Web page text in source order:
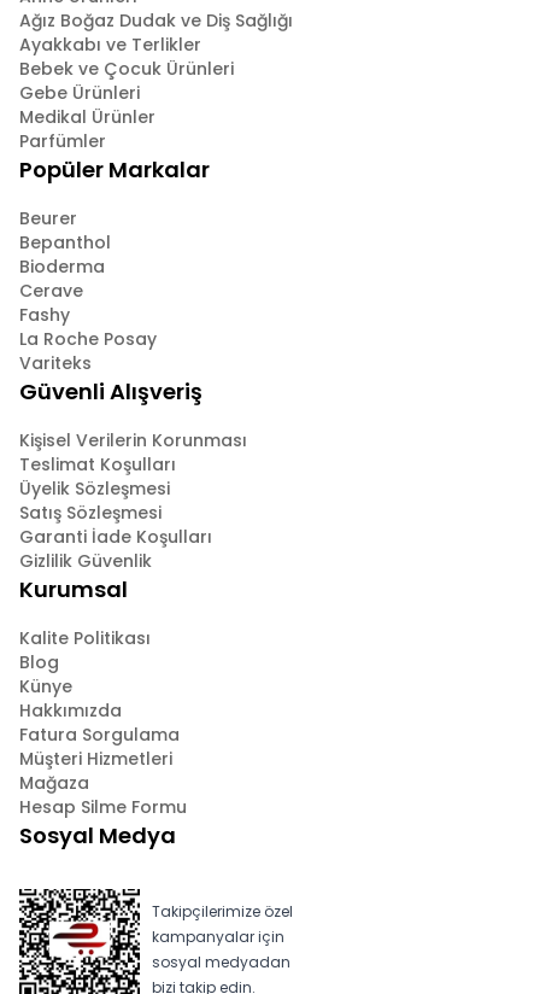
Ağız Boğaz Dudak ve Diş Sağlığı
Ayakkabı ve Terlikler
Bebek ve Çocuk Ürünleri
Gebe Ürünleri
Medikal Ürünler
Parfümler
Popüler Markalar
Beurer
Bepanthol
Bioderma
Cerave
Fashy
La Roche Posay
Variteks
Güvenli Alışveriş
Kişisel Verilerin Korunması
Teslimat Koşulları
Üyelik Sözleşmesi
Satış Sözleşmesi
Garanti İade Koşulları
Gizlilik Güvenlik
Kurumsal
Kalite Politikası
Blog
Künye
Hakkımızda
Fatura Sorgulama
Müşteri Hizmetleri
Mağaza
Hesap Silme Formu
Sosyal Medya
Takipçilerimize özel
kampanyalar için
sosyal medyadan
bizi takip edin.